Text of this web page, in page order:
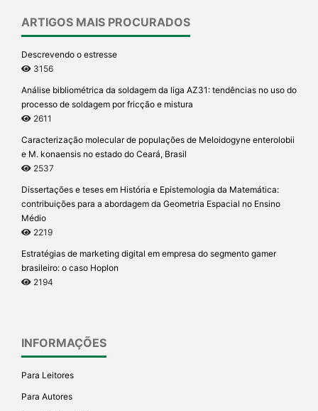
ARTIGOS MAIS PROCURADOS
Descrevendo o estresse
3156
Análise bibliométrica da soldagem da liga AZ31: tendências no uso do
processo de soldagem por fricção e mistura
2611
Caracterização molecular de populações de Meloidogyne enterolobii
e M. konaensis no estado do Ceará, Brasil
2537
Dissertações e teses em História e Epistemologia da Matemática:
contribuições para a abordagem da Geometria Espacial no Ensino
Médio
2219
Estratégias de marketing digital em empresa do segmento gamer
brasileiro: o caso Hoplon
2194
INFORMAÇÕES
Para Leitores
Para Autores